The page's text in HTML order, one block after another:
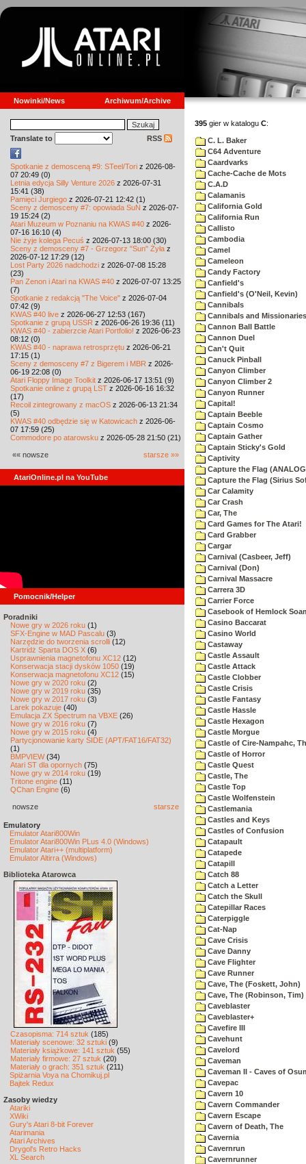
Nowinki/News Archiwum/Archive
Translate to RSS
Spotkanie z demosceną #9: STeel/Tori z 2026-08-
07 20:49 (0)
Letnia edycja Silly Venture 2026 z 2026-07-31
15:41 (38)
Pamięci Jurgiego z 2026-07-21 12:42 (1)
Sceny z demosceny #7: opowiada SuN z 2026-07-
19 15:24 (2)
Atari Muzeum w Poznaniu na KWAS #40 z 2026-
07-16 16:10 (4)
Nie żyje kolega Pecuś z 2026-07-13 18:00 (30)
Sceny z demosceny #7 - Grzegorz "Sun" Żyła z
2026-07-12 17:29 (12)
Lost Party 2026 nadchodzi z 2026-07-08 15:28
(23)
Pan Zenon i Atari na KWAS #40 z 2026-07-07 13:25
(7)
Spotkanie z redakcją "The Voice" z 2026-07-04
07:42 (9)
KWAS #40 live z 2026-06-27 12:53 (167)
Spotkanie z grupą USSR z 2026-06-26 19:36 (11)
KWAS #40 - zabierzcie Atari Portfolio! z 2026-06-23
08:12 (0)
KWAS #40 - naprawa retrosprzętu z 2026-06-21
17:15 (1)
Sceny z demosceny #7 z Bigerem i MBR z 2026-
06-19 22:08 (0)
Atari Floppy Image Toolkit z 2026-06-17 13:51 (9)
Spotkanie online z grupą LST z 2026-06-16 16:32
(17)
Recoil zintegrowany z macOS z 2026-06-13 21:34
(5)
KWAS #40 odbędzie się w Katowicach z 2026-06-
07 17:59 (25)
Commodore po atarowsku z 2026-05-28 21:50 (21)
«« nowsze starsze »»
AtariOnline.pl na YouTube
Pomocnik/Helper
Poradniki
Nowe gry w 2026 roku (1)
SFX-Engine w MAD Pascalu (3)
Narzędzie do tworzenia scrolli (12)
Kartridż Sparta DOS X (6)
Usprawnienia magnetofonu XC12 (12)
Konserwacja stacji dysków 1050 (19)
Konserwacja magnetofonu XC12 (15)
Nowe gry w 2020 roku (2)
Nowe gry w 2019 roku (35)
Nowe gry w 2017 roku (3)
Larek pokazuje (40)
Emulacja ZX Spectrum na VBXE (26)
Nowe gry w 2016 roku (7)
Nowe gry w 2015 roku (4)
Partycjonowanie karty SIDE (APT/FAT16/FAT32)
(1)
BMPVIEW(34)
Atari ST dla opornych (75)
Nowe gry w 2014 roku (19)
Tritone engine (11)
QChan Engine (6)
nowsze starsze
Emulatory
Emulator Atari800Win
Emulator Atari800Win PLus 4.0 (Windows)
Emulator Atari++ (multiplatform)
Emulator Altirra (Windows)
Biblioteka Atarowca
Czasopisma: 714 sztuk (185)
Materiały scenowe: 32 sztuki (9)
Materiały książkowe: 141 sztuk (55)
Materiały firmowe: 27 sztuk (20)
Materiały o grach: 351 sztuk (211)
Spiżarnia Voya na Chomikuj.pl
Bajtek Redux
Zasoby wiedzy
Atariki
XWiki
Gury's Atari 8-bit Forever
Atarimania
Atari Archives
Drygol's Retro Hacks
XL Search
395 gier w katalogu C:
C. L. Baker
C64 Adventure
Caardvarks
Cache-Cache de Mots
C.A.D
Calamanis
California Gold
California Run
Callisto
Cambodia
Camel
Cameleon
Candy Factory
Canfield's
Canfield's (O'Neil, Kevin)
Cannibals
Cannibals and Missionaries
Cannon Ball Battle
Cannon Duel
Can't Quit
Canuck Pinball
Canyon Climber
Canyon Climber 2
Canyon Runner
Capital!
Captain Beeble
Captain Cosmo
Captain Gather
Captain Sticky's Gold
Captivity
Capture the Flag
Capture the Flag (Sirius
Car Calamity
Car Crash
Car, The
Card Games for The Atari!
Card Grabber
Cargar
Carnival (Casbeer, Jeff)
Carnival (Don)
Carnival Massacre
Carrera 3D
Carrier Force
Casebook of Hemlock
Casino Baccarat
Casino World
Castaway
Castle Assault
Castle Attack
Castle Clobber
Castle Crisis
Castle Fantasy
Castle Hassle
Castle Hexagon
Castle Morgue
Castle of Cire-Nampahc,
Castle of Horror
Castle Quest
Castle, The
Castle Top
Castle Wolfenstein
Castlemania
Castles and Keys
Castles of Confusion
Catapault
Catapede
Catapill
Catch 88
Catch a Letter
Catch the Skull
Catepillar Races
Caterpiggle
Cat-Nap
Cave Crisis
Cave Danny
Cave Flighter
Cave Runner
Cave, The (Foskett, John)
Cave, The (Robinson, Tim)
Caveblaster
Caveblaster+
Cavefire III
Cavehunt
Cavelord
Caveman
Caveman II - Caves of
Cavepac
Cavern 10
Cavern Commander
Cavern Escape
Cavern of Death, The
Cavernia
Cavernrun
Cavernrunner